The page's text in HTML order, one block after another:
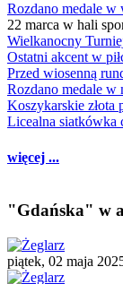
Rozdano medale
22 marca w hali
Wielkanocny
Ostatni akcent w
Przed wiosenną
Rozdano medale w
Koszykarskie złota
Licealna siatkówka
więcej ...
"Gdańska" w
piątek, 02 maja